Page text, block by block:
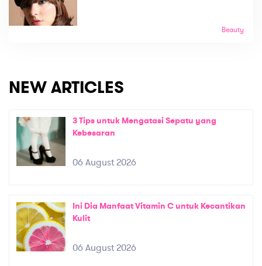
Beauty
NEW ARTICLES
3 Tips untuk Mengatasi Sepatu yang
Kebesaran
06 August 2026
Ini Dia Manfaat Vitamin C untuk Kecantikan
Kulit
06 August 2026